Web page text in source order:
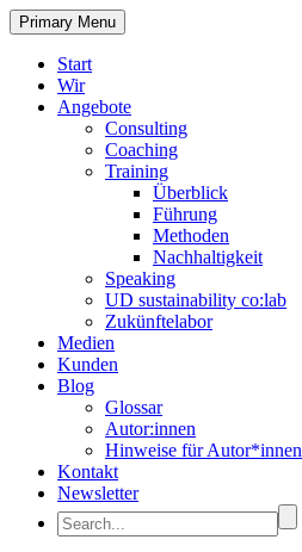
Primary Menu
Start
Wir
Angebote
Consulting
Coaching
Training
Überblick
Führung
Methoden
Nachhaltigkeit
Speaking
UD sustainability co:lab
Zukünftelabor
Medien
Kunden
Blog
Glossar
Autor:innen
Hinweise für Autor*innen
Kontakt
Newsletter